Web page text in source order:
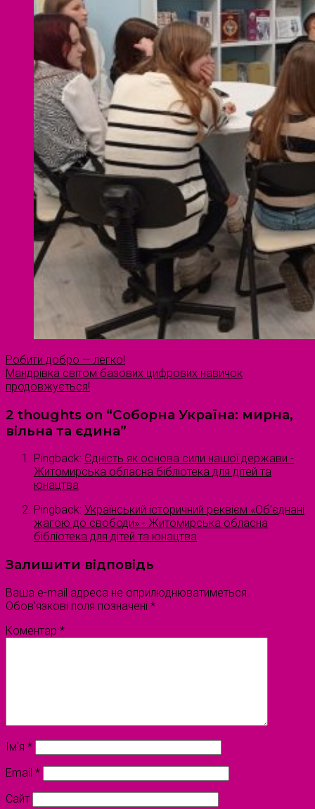
Робити добро — легко!
Мандрівка світом базових цифрових навичок
продовжується!
2 thoughts on “Соборна Україна: мирна,
вільна та єдина”
Pingback: Єдність як основа сили нашої держави -
Житомирська обласна бібліотека для дітей та
юнацтва
Pingback: Український історичний реквієм «Об’єднані
жагою до свободи» - Житомирська обласна
бібліотека для дітей та юнацтва
Залишити відповідь
Ваша e-mail адреса не оприлюднюватиметься.
Обов’язкові поля позначені *
Коментар *
Ім'я *
Email *
Сайт